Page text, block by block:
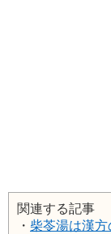
関連する記事
・ 柴苓湯は漢方